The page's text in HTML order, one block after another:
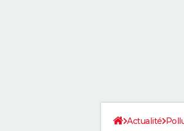
Actualité